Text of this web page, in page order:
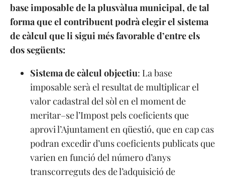
base imposable de la plusvàlua municipal, de tal
forma que el contribuent podrà elegir el sistema
de càlcul que li sigui més favorable d’entre els
dos següents:
Sistema de càlcul objectiu: La base
imposable serà el resultat de multiplicar el
valor cadastral del sòl en el moment de
meritar–se l’Impost pels coeficients que
aprovi l’Ajuntament en qüestió, que en cap cas
podran excedir d’uns coeficients publicats que
varien en funció del número d’anys
transcorreguts des de l’adquisició de